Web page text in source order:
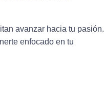
avanzar hacia tu pasión.
enfocado en tu